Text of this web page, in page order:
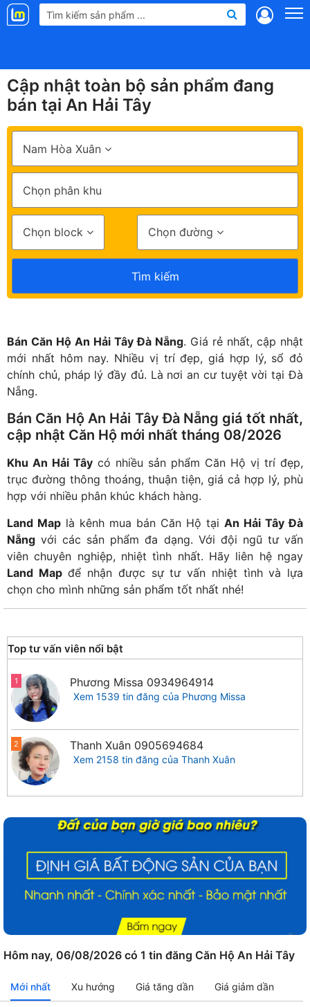
Landmap
Cập nhật toàn bộ sản phẩm đang
bán tại An Hải Tây
Nam Hòa Xuân
Chọn phân khu
Chọn block Chọn đường
Tìm kiếm
Bán Căn Hộ An Hải Tây Đà Nẵng. Giá rẻ nhất, cập nhật
mới nhất hôm nay. Nhiều vị trí đẹp, giá hợp lý, sổ đỏ
chính chủ, pháp lý đầy đủ. Là nơi an cư tuyệt vời tại Đà
Nẵng.
Bán Căn Hộ An Hải Tây Đà Nẵng giá tốt nhất,
cập nhật Căn Hộ mới nhất tháng 08/2026
Khu An Hải Tây có nhiều sản phẩm Căn Hộ vị trí đẹp,
trục đường thông thoáng, thuận tiện, giá cả hợp lý, phù
hợp với nhiều phân khúc khách hàng.
Land Map là kênh mua bán Căn Hộ tại An Hải Tây Đà
Nẵng với các sản phẩm đa dạng. Với đội ngũ tư vấn
viên chuyên nghiệp, nhiệt tình nhất. Hãy liên hệ ngay
Land Mapđể nhận được sự tư vấn nhiệt tình và lựa
chọn cho mình những sản phẩm tốt nhất nhé!
Top tư vấn viên nổi bật
1 Phương Missa 0934964914
Xem 1539 tin đăng của Phương Missa
2 Thanh Xuân 0905694684
Xem 2158 tin đăng của Thanh Xuân
Hôm nay, 06/08/2026 có 1 tin đăng Căn Hộ An Hải Tây
Mới nhất Xu hướng Giá tăng dần Giá giảm dần